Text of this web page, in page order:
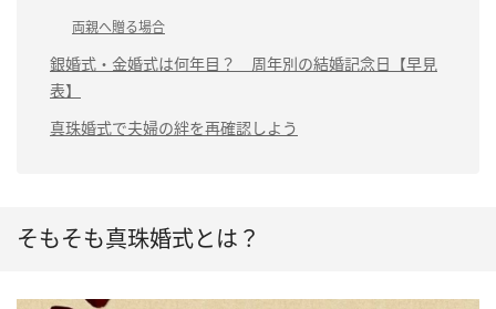
両親へ贈る場合
銀婚式・金婚式は何年目？ 周年別の結婚記念日【早見
表】
真珠婚式で夫婦の絆を再確認しよう
そもそも真珠婚式とは？